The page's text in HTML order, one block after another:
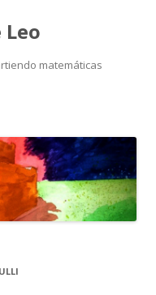
Leo
matemáticas